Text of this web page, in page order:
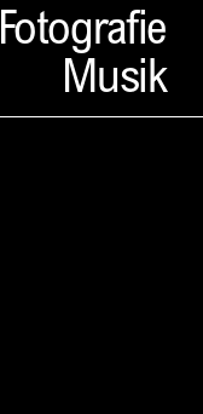
Fotografie
Musik